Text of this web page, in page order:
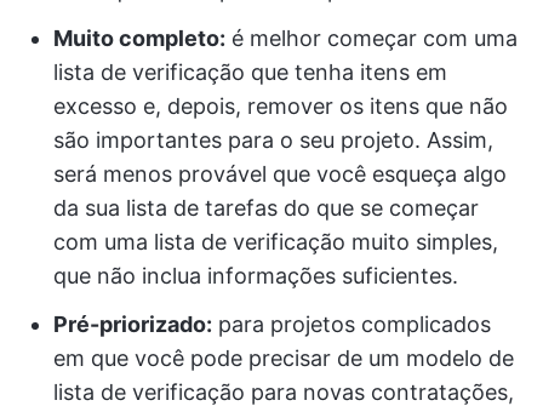
Muito completo: é melhor começar com uma
lista de verificação que tenha itens em
excesso e, depois, remover os itens que não
são importantes para o seu projeto. Assim,
será menos provável que você esqueça algo
da sua lista de tarefas do que se começar
com uma lista de verificação muito simples,
que não inclua informações suficientes.
Pré-priorizado: para projetos complicados
em que você pode precisar de um modelo de
lista de verificação para novas contratações,